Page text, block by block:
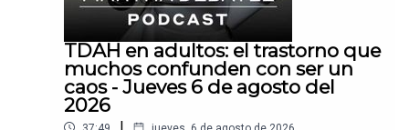
TDAH en adultos: el trastorno que
muchos confunden con ser un
caos - Jueves 6 de agosto del
2026
|